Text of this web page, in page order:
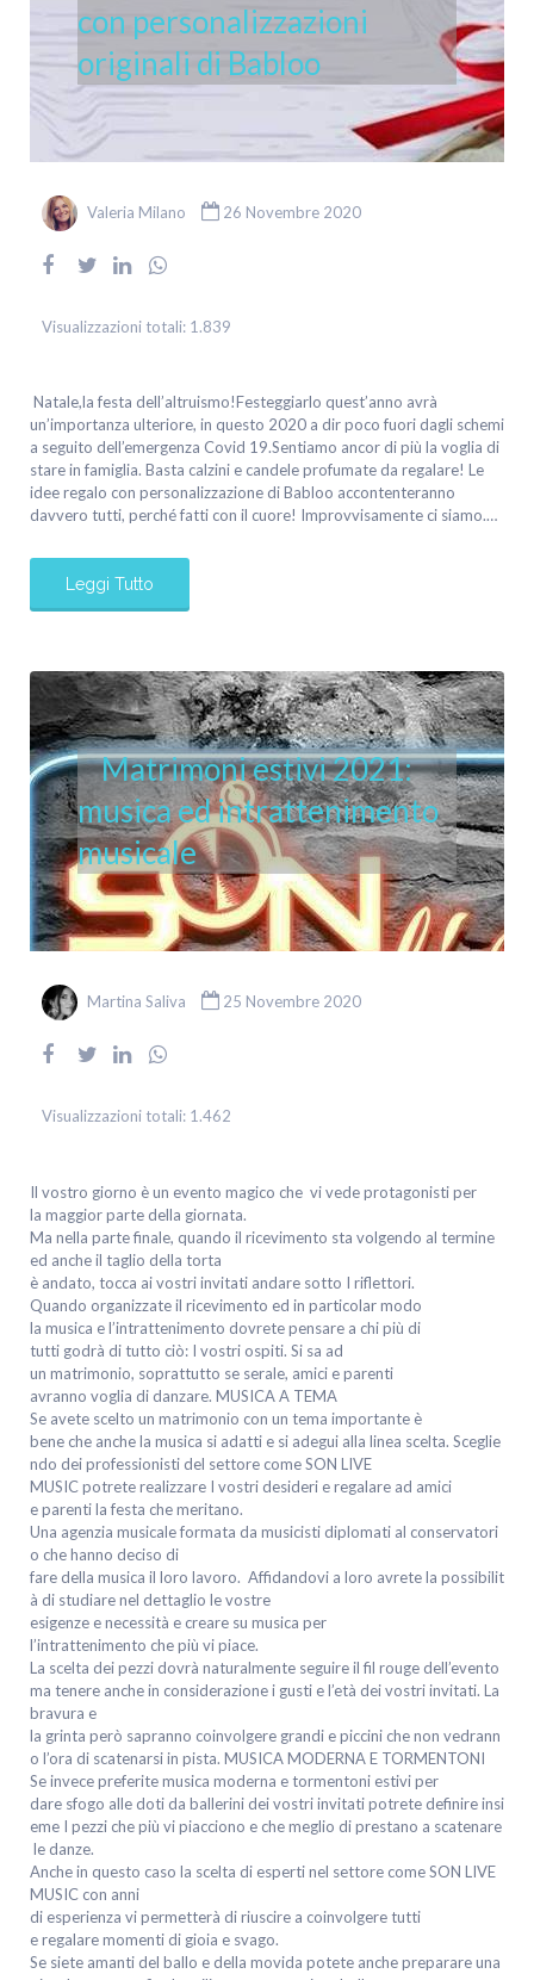
con personalizzazioni
originali di Babloo
Valeria Milano 26 Novembre 2020
Visualizzazioni totali: 1.839
Natale,la festa dell’altruismo!Festeggiarlo quest’anno avrà
un’importanza ulteriore, in questo 2020 a dir poco fuori dagli schemi
a seguito dell’emergenza Covid 19.Sentiamo ancor di più la voglia di
stare in famiglia. Basta calzini e candele profumate da regalare! Le
idee regalo con personalizzazione di Babloo accontenteranno
davvero tutti, perché fatti con il cuore! Improvvisamente ci siamo.…
Leggi Tutto
Matrimoni estivi 2021:
musica ed intrattenimento
musicale
Martina Saliva 25 Novembre 2020
Visualizzazioni totali: 1.462
Il vostro giorno è un evento magico che vi vede protagonisti per
la maggior parte della giornata.
Ma nella parte finale, quando il ricevimento sta volgendo al termine
ed anche il taglio della torta
è andato, tocca ai vostri invitati andare sotto I riflettori.
Quando organizzate il ricevimento ed in particolar modo
la musica e l’intrattenimento dovrete pensare a chi più di
tutti godrà di tutto ciò: I vostri ospiti. Si sa ad
un matrimonio, soprattutto se serale, amici e parenti
avranno voglia di danzare. MUSICA A TEMA
Se avete scelto un matrimonio con un tema importante è
bene che anche la musica si adatti e si adegui alla linea scelta. Sceglie
ndo dei professionisti del settore come SON LIVE
MUSIC potrete realizzare I vostri desideri e regalare ad amici
e parenti la festa che meritano.
Una agenzia musicale formata da musicisti diplomati al conservatori
o che hanno deciso di
fare della musica il loro lavoro. Affidandovi a loro avrete la possibilit
à di studiare nel dettaglio le vostre
esigenze e necessità e creare su musica per
l’intrattenimento che più vi piace.
La scelta dei pezzi dovrà naturalmente seguire il fil rouge dell’evento
ma tenere anche in considerazione i gusti e l’età dei vostri invitati. La
bravura e
la grinta però sapranno coinvolgere grandi e piccini che non vedrann
o l’ora di scatenarsi in pista. MUSICA MODERNA E TORMENTONI
Se invece preferite musica moderna e tormentoni estivi per
dare sfogo alle doti da ballerini dei vostri invitati potrete definire insi
eme I pezzi che più vi piacciono e che meglio di prestano a scatenare
le danze.
Anche in questo caso la scelta di esperti nel settore come SON LIVE
MUSIC con anni
di esperienza vi permetterà di riuscire a coinvolgere tutti
e regalare momenti di gioia e svago.
Se siete amanti del ballo e della movida potete anche preparare una